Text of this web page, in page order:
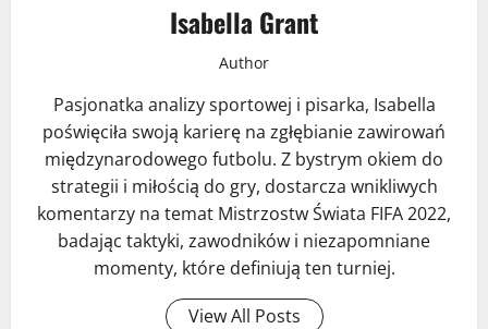
Isabella Grant
Author
Pasjonatka analizy sportowej i pisarka, Isabella
poświęciła swoją karierę na zgłębianie zawirowań
międzynarodowego futbolu. Z bystrym okiem do
strategii i miłością do gry, dostarcza wnikliwych
komentarzy na temat Mistrzostw Świata FIFA 2022,
badając taktyki, zawodników i niezapomniane
momenty, które definiują ten turniej.
View All Posts